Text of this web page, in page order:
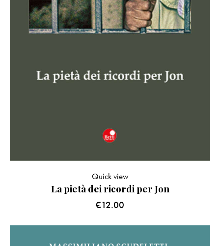
La pietà dei ricordi per Jon
€12.00
Quick view